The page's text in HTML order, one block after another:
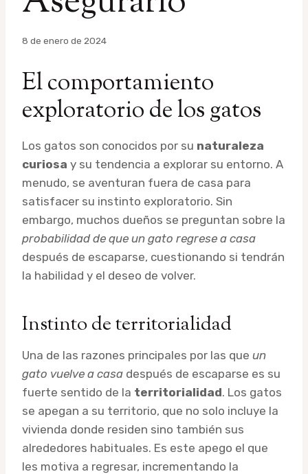
Por
8 de enero de 2024
El comportamiento
exploratorio de los gatos
Los gatos son conocidos por su naturaleza
curiosa y su tendencia a explorar su entorno. A
menudo, se aventuran fuera de casa para
satisfacer su instinto exploratorio. Sin
embargo, muchos dueños se preguntan sobre la
probabilidad de que un gato regrese a casa
después de escaparse, cuestionando si tendrán
la habilidad y el deseo de volver.
Instinto de territorialidad
Una de las razones principales por las que un
gato vuelve a casa después de escaparse es su
fuerte sentido de la territorialidad. Los gatos
se apegan a su territorio, que no solo incluye la
vivienda donde residen sino también sus
alrededores habituales. Es este apego el que
les motiva a regresar, incrementando la